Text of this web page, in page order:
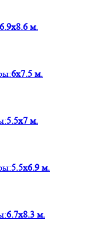
6.9х8.6 м.
6х7.5 м.
5.5х7 м.
5.5х6.9 м.
6.7х8.3 м.